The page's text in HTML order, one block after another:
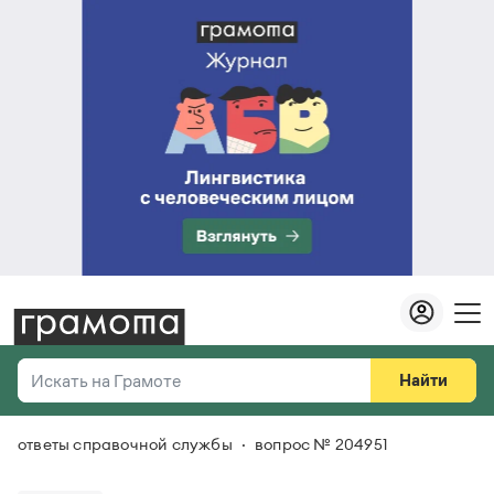
Искать на Грамоте
Справочная служба
Найти
Везде
ответы справочной службы вопрос № 204951